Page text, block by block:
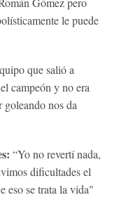
le puede
que salió a
campeón y no era
nos da
“Yo no revertí nada,
dificultades el
eso se trata la vida"